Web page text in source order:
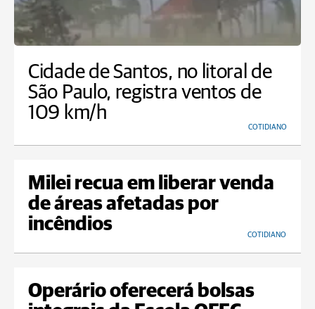
Cidade de Santos, no litoral de
São Paulo, registra ventos de
109 km/h
COTIDIANO
Milei recua em liberar venda
de áreas afetadas por
incêndios
COTIDIANO
Operário oferecerá bolsas